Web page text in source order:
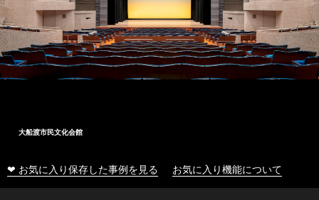
大船渡市民文化会館
❤ お気に入り保存した事例を見る お気に入り機能について